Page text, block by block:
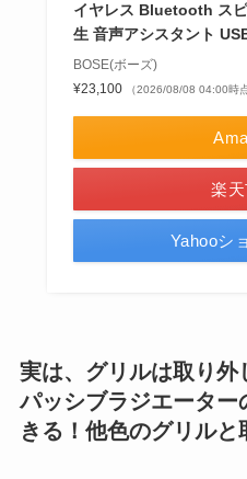
イヤレス Bluetooth ス
生 音声アシスタント
BOSE(ボーズ)
¥23,100
（2026/08/08 04:00時
楽
Yahooシ
実は、グリルは取り外
パッシブラジエータ
きる！他色のグリルと